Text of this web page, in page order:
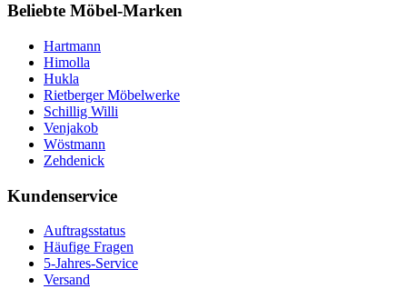
Beliebte Möbel-Marken
Hartmann
Himolla
Hukla
Rietberger Möbelwerke
Schillig Willi
Venjakob
Wöstmann
Zehdenick
Kundenservice
Auftragsstatus
Häufige Fragen
5-Jahres-Service
Versand